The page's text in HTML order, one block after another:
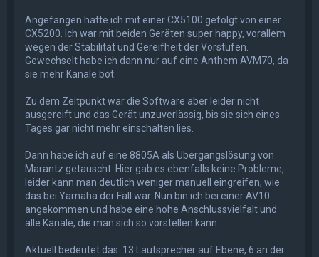
Angefangen hatte ich mit einer CX5100 gefolgt von einer
CX5200. Ich war mit beiden Geräten super happy, vorallem
wegen der Stabilität und Gereifheit der Vorstufen.
Gewechselt habe ich dann nur auf eine Anthem AVM70, da
sie mehr Kanäle bot.
Zu dem Zeitpunkt war die Software aber leider nicht
ausgereift und das Gerät unzuverlässig, bis sie sich eines
Tages gar nicht mehr einschalten lies.
Dann habe ich auf eine 8805A als Übergangslösung von
Marantz getauscht. Hier gab es ebenfalls keine Probleme,
leider kann man deutlich weniger manuell eingreifen, wie
das bei Yamaha der Fall war. Nun bin ich bei einer AV10
angekommen und habe eine hohe Anschlussvielfalt und
alle Kanäle, die man sich so vorstellen kann.
Aktuell bedeutet das: 13 Lautsprecher auf Ebene, 6 an der